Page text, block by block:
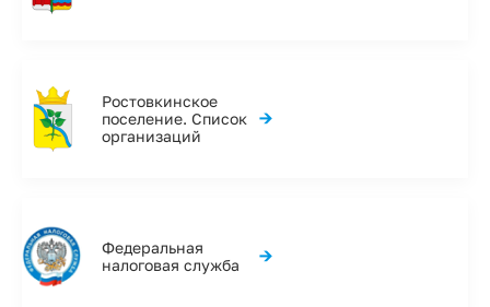
Ростовкинское
поселение. Список
организаций
→
Федеральная
налоговая служба
→